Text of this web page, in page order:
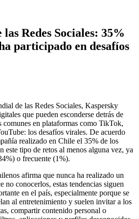
Redes Sociales: 35%
participado en desafíos
de las Redes Sociales, Kaspersky
que pueden esconderse detrás de
comunes en plataformas como TikTok,
los desafíos virales. De acuerdo
realizado en Chile el 35% de los
este tipo de retos al menos alguna vez, ya
o frecuente (1%).
afirma que nunca ha realizado un
no conocerlos, estas tendencias siguen
en el país, especialmente porque se
al entretenimiento y suelen invitar a los
compartir contenido personal o